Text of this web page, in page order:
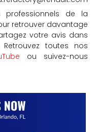
professionnels de la
retrouver davantage
votre avis dans
toutes nos
ou suivez-nous